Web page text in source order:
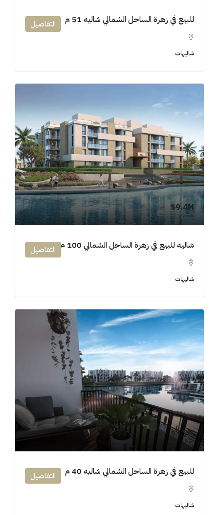
للبيع في زهرة الساحل الشمالي شاليه 51 م
شاليهات
التفاصيل
9.4M$
شاليه للبيع في زهرة الساحل الشمالي 100 م
شاليهات
التفاصيل
3.7M$
للبيع في زهرة الساحل الشمالي شاليه 40 م
شاليهات
التفاصيل